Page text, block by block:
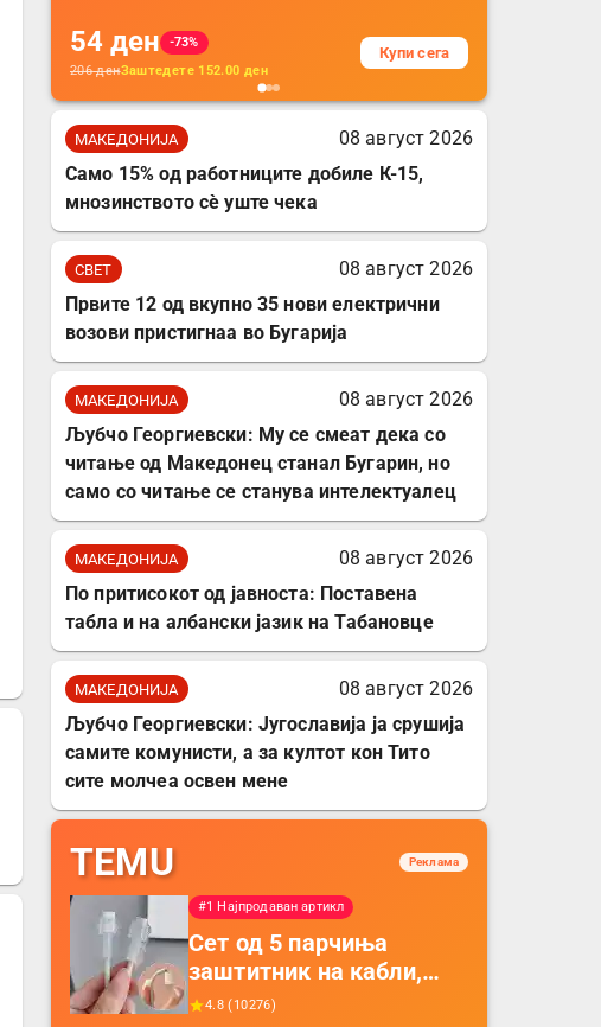
додатоци за заштита на
кабли, без батерија, за
мобилни телефони,
комплет за заштита на
54 ден
-73%
206денЗаштедете 152.00 ден
Купи сега
МАКЕДОНИЈА
08 август 2026
Само 15% од работниците добиле К-15,
мнозинството сè уште чека
СВЕТ
08 август 2026
Првите 12 од вкупно 35 нови електрични
возови пристигнаа во Бугарија
МАКЕДОНИЈА
08 август 2026
Љубчо Георгиевски: Му се смеат дека со
читање од Македонец станал Бугарин, но
само со читање се станува интелектуалец
МАКЕДОНИЈА
08 август 2026
По притисокот од јавноста: Поставена
табла и на албански јазик на Табановце
МАКЕДОНИЈА
08 август 2026
Љубчо Георгиевски: Југославија ја срушија
самите комунисти, а за култот кон Тито
сите молчеа освен мене
TEMU Реклама
#1 Најпродаван артикл
Сет од 5 парчиња
заштитник на кабли,
прекривка за заштита
4.8 (10276)